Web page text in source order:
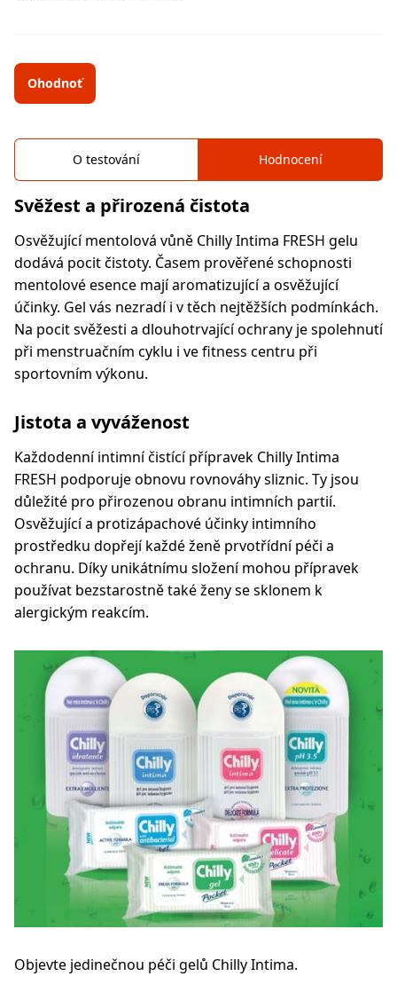
Ohodnoť
O testování Hodnocení
Svěžest a přirozená čistota
Osvěžující mentolová vůně Chilly Intima FRESH gelu
dodává pocit čistoty. Časem prověřené schopnosti
mentolové esence mají aromatizující a osvěžující
účinky. Gel vás nezradí i v těch nejtěžších podmínkách.
Na pocit svěžesti a dlouhotrvající ochrany je spolehnutí
při menstruačním cyklu i ve fitness centru při
sportovním výkonu.
Jistota a vyváženost
Každodenní intimní čistící přípravek Chilly Intima
FRESH podporuje obnovu rovnováhy sliznic. Ty jsou
důležité pro přirozenou obranu intimních partií.
Osvěžující a protizápachové účinky intimního
prostředku dopřejí každé ženě prvotřídní péči a
ochranu. Díky unikátnímu složení mohou přípravek
používat bezstarostně také ženy se sklonem k
alergickým reakcím.
Objevte jedinečnou péči gelů Chilly Intima.